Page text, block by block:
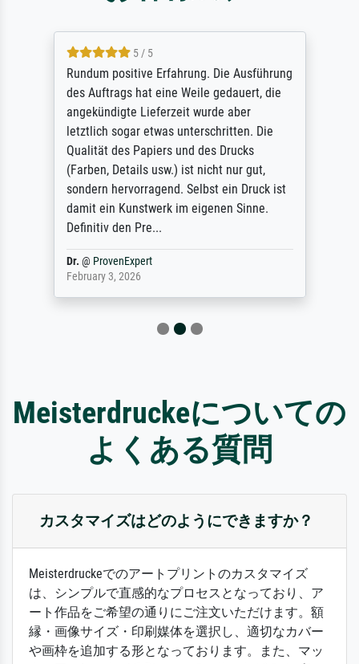
5 / 5
Rundum positive Erfahrung. Die Ausführung
des Auftrags hat eine Weile gedauert, die
angekündigte Lieferzeit wurde aber
letztlich sogar etwas unterschritten. Die
Qualität des Papiers und des Drucks
(Farben, Details usw.) ist nicht nur gut,
sondern hervorragend. Selbst ein Druck ist
damit ein Kunstwerk im eigenen Sinne.
Definitiv den Pre...
Dr. @ ProvenExpert
February 3, 2026
Meisterdruckeについての
よくある質問
カスタマイズはどのようにできますか？
Meisterdruckeでのアートプリントのカスタマイズ
は、シンプルで直感的なプロセスとなっており、ア
ート作品をご希望の通りにご注文いただけます。額
縁・画像サイズ・印刷媒体を選択し、適切なカバー
や画枠を追加する形となっております。また、マッ